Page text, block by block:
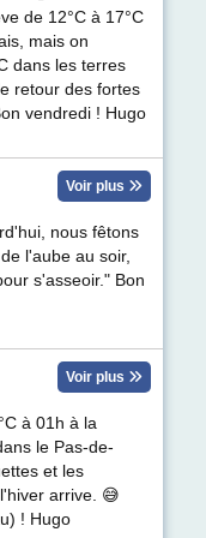
-0.5 to 0.5.
de 12°C à 17°C
mais on
dans les terres
retour des fortes
vendredi ! Hugo
Voir plus
nous fêtons
l'aube au soir,
s'asseoir." Bon
Voir plus
à 01h à la
le Pas-de-
et les
arrive. 😅
! Hugo